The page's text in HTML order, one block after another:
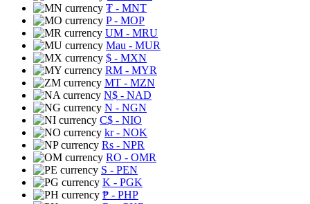
₮ - MNT
P- MOP
UM - MRU
Mau - MUR
$ - MXN
RM - MYR
MT - MZN
N$ - NAD
N - NGN
C$ - NIO
kr- NOK
Rs - NPR
RO - OMR
S - PEN
K - PGK
₱ - PHP